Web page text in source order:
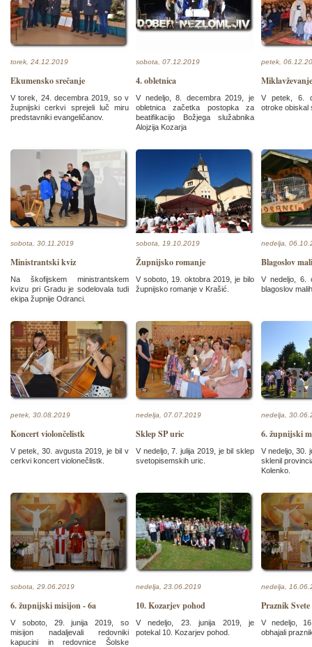
torek, 24.12.2019
Ekumensko srečanje
V torek, 24. decembra 2019, so v
župnijski cerkvi sprejeli luč miru
predstavniki evangeličanov.
sobota, 07.12.2019
4. obletnica
V nedeljo, 8. decembra 2019, je
obletnica začetka postopka za
beatifikacijo Božjega služabnika
Alojzija Kozarja
petek,
Miklavževanje
V petek, 6.
otroke obiskal
sobota, 30.11.2019
Ministrantski kviz
Na škofijskem ministrantskem
kvizu pri Gradu je sodelovala tudi
ekipa župnije Odranci.
sobota, 19.10.2019
Župnijsko romanje
V soboto, 19. oktobra 2019, je bilo
župnijsko romanje v Krašić.
nedelja,
Blagoslov
V nedeljo, 6.
blagoslov
petek, 30.08.2019
Koncert violončelistk
V petek, 30. avgusta 2019, je bil v
cerkvi koncert violonečlistk.
nedelja, 07.07.2019
Sklep SP uric
V nedeljo, 7. julija 2019, je bil sklep
svetopisemskih uric.
nedelja,
6. župnijski
V nedeljo, 30.
sklenil
Kolenko.
sobota, 29.06.2019
6. župnijski misijon - 6a
V soboto, 29. junija 2019, so
misijon nadaljevali redovniki
kapucini in redovnice Šolske
nedelja, 23.06.2019
10. Kozarjev pohod
V nedeljo, 23. junija 2019, je
potekal 10. Kozarjev pohod.
nedelja,
Praznik
V nedeljo,
obhajali